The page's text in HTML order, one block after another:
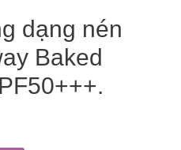
dạng nén
Baked